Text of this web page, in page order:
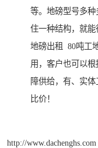
等。地磅型号多
住一种结构，就能
地磅出租 80吨工
用，客户也可以
障供给，有、实
比价！
http://www.dachenghs.com